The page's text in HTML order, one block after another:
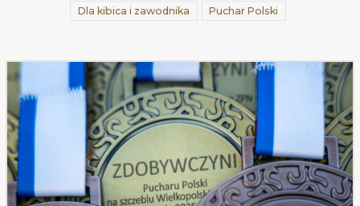
Dla kibica i zawodnika Puchar Polski